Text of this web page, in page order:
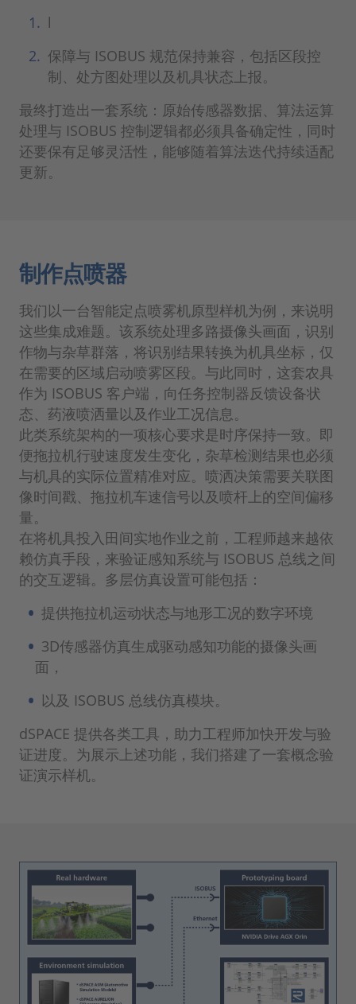
l
保障与 ISOBUS 规范保持兼容，包括区段控
制、处方图处理以及机具状态上报。
最终打造出一套系统：原始传感器数据、算法运算
处理与 ISOBUS 控制逻辑都必须具备确定性，同时
还要保有足够灵活性，能够随着算法迭代持续适配
更新。
制作点喷器
我们以一台智能定点喷雾机原型样机为例，来说明
这些集成难题。该系统处理多路摄像头画面，识别
作物与杂草群落，将识别结果转换为机具坐标，仅
在需要的区域启动喷雾区段。与此同时，这套农具
作为 ISOBUS 客户端，向任务控制器反馈设备状
态、药液喷洒量以及作业工况信息。
此类系统架构的一项核心要求是时序保持一致。即
便拖拉机行驶速度发生变化，杂草检测结果也必须
与机具的实际位置精准对应。喷洒决策需要关联图
像时间戳、拖拉机车速信号以及喷杆上的空间偏移
量。
在将机具投入田间实地作业之前，工程师越来越依
赖仿真手段，来验证感知系统与 ISOBUS 总线之间
的交互逻辑。多层仿真设置可能包括：
提供拖拉机运动状态与地形工况的数字环境
3D传感器仿真生成驱动感知功能的摄像头画
面，
以及 ISOBUS 总线仿真模块。
dSPACE 提供各类工具，助力工程师加快开发与验
证进度。为展示上述功能，我们搭建了一套概念验
证演示样机。